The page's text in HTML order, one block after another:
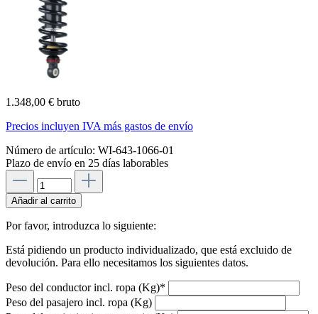
1.348,00 € bruto
Precios incluyen IVA más gastos de envío
Número de artículo: WI-643-1066-01
Plazo de envío en 25 días laborables
Añadir al carrito
Por favor, introduzca lo siguiente:
Está pidiendo un producto individualizado, que está excluido de
devolución. Para ello necesitamos los siguientes datos.
Peso del conductor incl. ropa (Kg)*
Peso del pasajero incl. ropa (Kg)